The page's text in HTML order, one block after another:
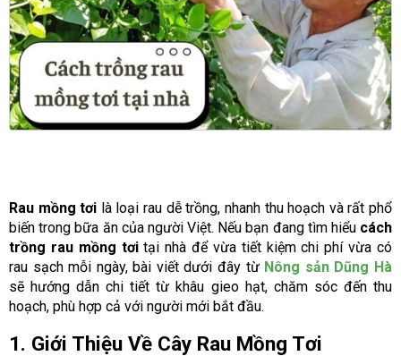
Rau mồng tơi là loại rau dễ trồng, nhanh thu hoạch và rất phổ
biến trong bữa ăn của người Việt. Nếu bạn đang tìm hiểu cách
trồng rau mồng tơitại nhà để vừa tiết kiệm chi phí vừa có
rau sạch mỗi ngày, bài viết dưới đây từ Nông sản Dũng Hà
sẽ hướng dẫn chi tiết từ khâu gieo hạt, chăm sóc đến thu
hoạch, phù hợp cả với người mới bắt đầu.
1. Giới Thiệu Về Cây Rau Mồng Tơi